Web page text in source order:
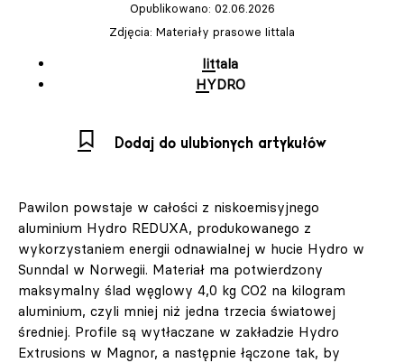
Opublikowano: 02.06.2026
Zdjęcia: Materiały prasowe Iittala
Iittala
HYDRO
Dodaj do ulubionych artykułów
Pawilon powstaje w całości z niskoemisyjnego
aluminium Hydro REDUXA, produkowanego z
wykorzystaniem energii odnawialnej w hucie Hydro w
Sunndal w Norwegii. Materiał ma potwierdzony
maksymalny ślad węglowy 4,0 kg CO2 na kilogram
aluminium, czyli mniej niż jedna trzecia światowej
średniej. Profile są wytłaczane w zakładzie Hydro
Extrusions w Magnor, a następnie łączone tak, by